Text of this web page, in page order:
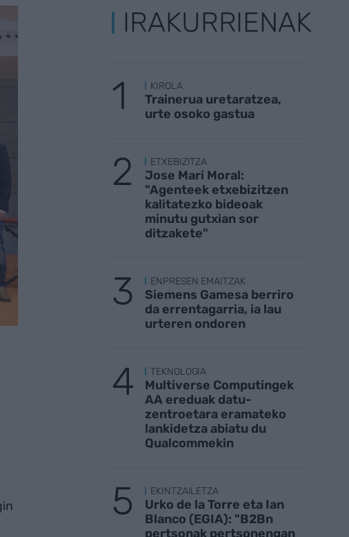
IRAKURRIENAK
KIROLA
Trainerua uretaratzea,
urte osoko gastua
ETXEBIZITZA
Jose Mari Moral:
"Agenteek etxebizitzen
kalitatezko bideoak
minutu gutxian sor
ditzakete"
ENPRESEN EMAITZAK
Siemens Gamesa berriro
da errentagarria, ia lau
urteren ondoren
TEKNOLOGIA
Multiverse Computingek
AA ereduak datu-
zentroetara eramateko
lankidetza abiatu du
Qualcommekin
EKINTZAILETZA
Urko de la Torre eta Ian
Blanco (EGIA): "B2Bn
pertsonak pertsonengan